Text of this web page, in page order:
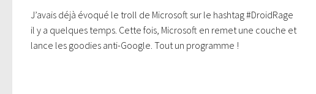
J’avais déjà évoqué le troll de Microsoft sur le hashtag #DroidRage
il y a quelques temps. Cette fois, Microsoft en remet une couche et
lance les goodies anti-Google. Tout un programme !